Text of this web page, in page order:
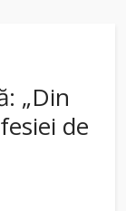
„Din
de